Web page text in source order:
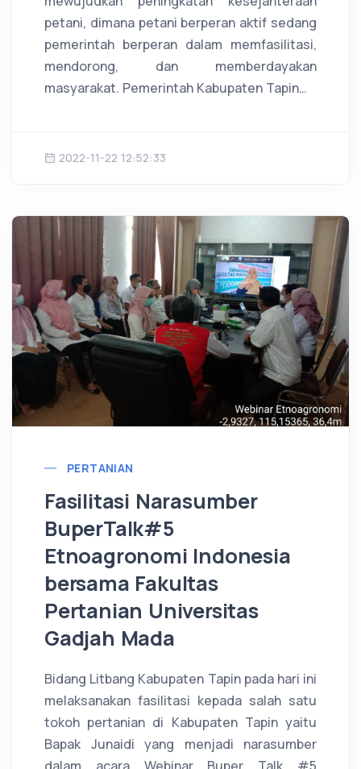
petani, dimana petani berperan aktif sedang
pemerintah berperan dalam memfasilitasi,
mendorong, dan memberdayakan
masyarakat. Pemerintah Kabupaten Tapin…
2022-11-22 12:52:33
PERTANIAN
Fasilitasi Narasumber
BuperTalk#5
Etnoagronomi Indonesia
bersama Fakultas
Pertanian Universitas
Gadjah Mada
Bidang Litbang Kabupaten Tapin pada hari ini
melaksanakan fasilitasi kepada salah satu
tokoh pertanian di Kabupaten Tapin yaitu
Bapak Junaidi yang menjadi narasumber